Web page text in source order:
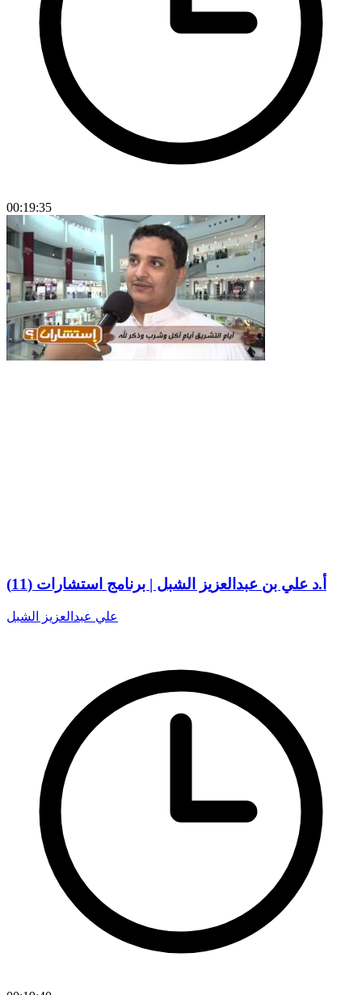
00:19:35
أ.د علي بن عبدالعزيز الشبل | برنامج استشارات (11)
علي عبدالعزيز الشبل